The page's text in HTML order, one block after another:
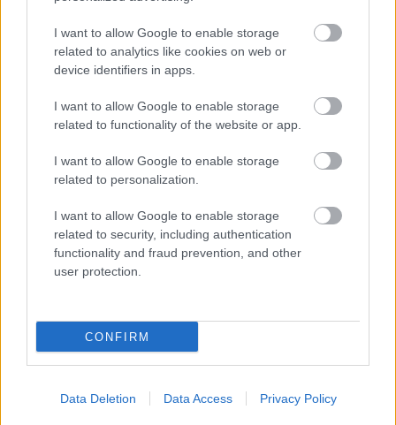
I want to allow Google to enable storage
related to analytics like cookies on web or
device identifiers in apps.
I want to allow Google to enable storage
related to functionality of the website or app.
I want to allow Google to enable storage
related to personalization.
I want to allow Google to enable storage
related to security, including authentication
functionality and fraud prevention, and other
user protection.
CONFIRM
Data Deletion Data Access Privacy Policy
törökökön, akik az ijesztő maskarásoktól
megrémülve fejvesztve menekültek a
városból.
Forrás:Hirado.hu
Fesztivál Folk Farsang Hagyomány
TRADÍCIÓ ÉS ELEGANCIA TALÁLKOZÁSA –